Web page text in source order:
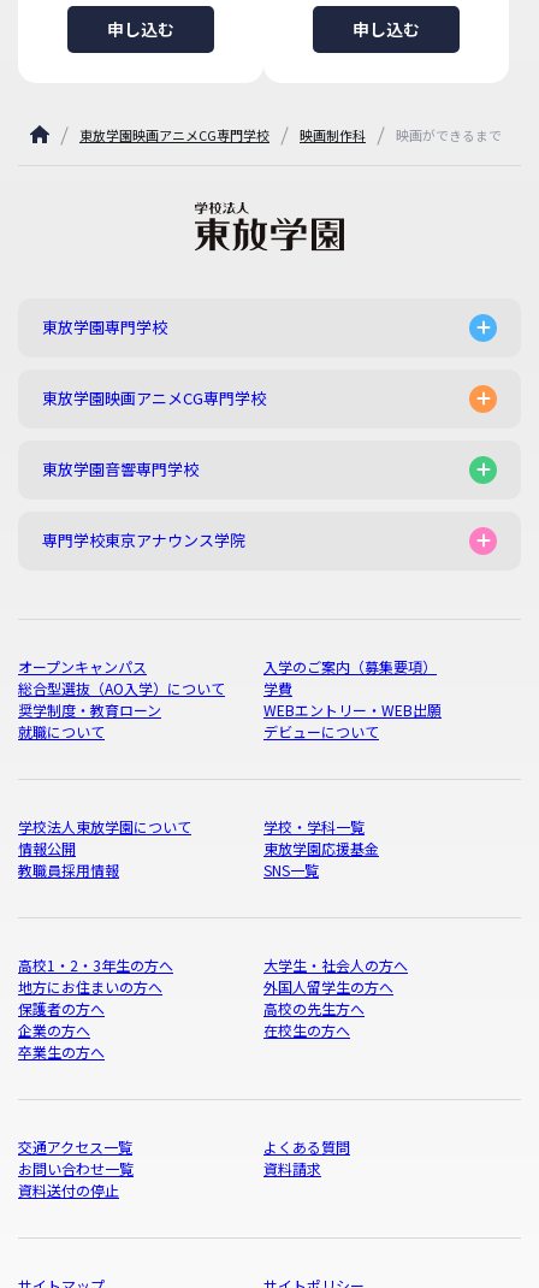
申し込む 申し込む
東放学園映画アニメCG専門学校 映画制作科 映画ができるまで
東放学園専門学校
東放学園映画アニメCG専門学校
東放学園音響専門学校
専門学校東京アナウンス学院
オープンキャンパス
入学のご案内（募集要項）
総合型選抜（AO入学）について
学費
奨学制度・教育ローン
WEBエントリー・WEB出願
就職について
デビューについて
学校法人東放学園について
学校・学科一覧
情報公開
東放学園応援基金
教職員採用情報
SNS一覧
高校1・2・3年生の方へ
大学生・社会人の方へ
地方にお住まいの方へ
外国人留学生の方へ
保護者の方へ
高校の先生方へ
企業の方へ
在校生の方へ
卒業生の方へ
交通アクセス一覧
よくある質問
お問い合わせ一覧
資料請求
資料送付の停止